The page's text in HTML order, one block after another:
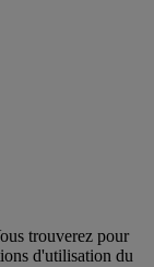
trouverez pour
d'utilisation du